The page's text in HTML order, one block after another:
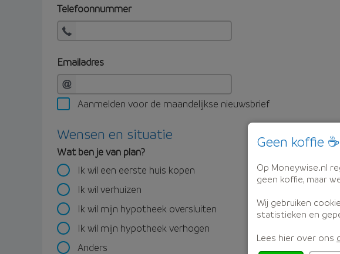
Telefoonnummer
Emailadres
Aanmelden voor de maandelijkse nieuwsbrief
Wensen en situatie
Wat ben je van plan?
Ik wil een eerste huis kopen
Ik wil verhuizen
Ik wil mijn hypotheek oversluiten
Ik wil mijn hypotheek verhogen
Anders
Geen koffie
Op Moneywise.nl
geen koffie, maar
Wij gebruiken
statistieken en
Lees hier over ons